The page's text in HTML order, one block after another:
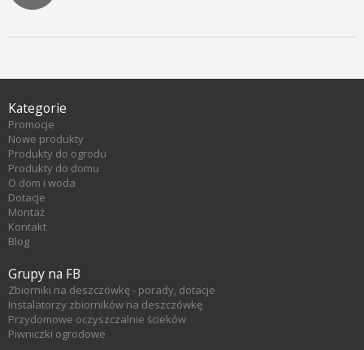
Kategorie
Promocje
Nowe produkty
Produkty do ogrodu
Produkty do domu
O dom i woda
Dotacje
Montaż
Kontakt
Blog
Grupy na FB
Zbiorniki na deszczówkę - porady, dotacje
Instalatorzy zbiorników na deszczówkę
Przydomowe oczyszczalnie ścieków
Piwniczki ogrodowe